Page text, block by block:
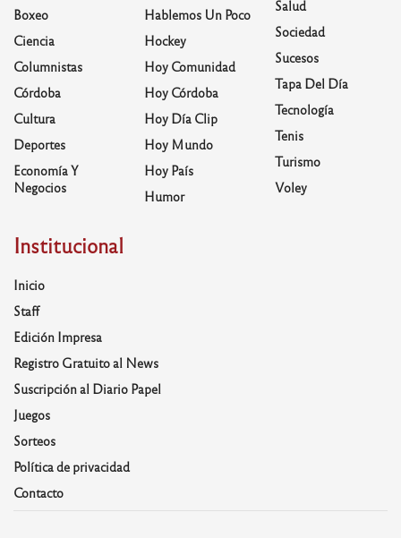
Boxeo
Ciencia
Columnistas
Córdoba
Cultura
Deportes
Economía Y
Negocios
Hablemos Un Poco
Hockey
Hoy Comunidad
Hoy Córdoba
Hoy Día Clip
Hoy Mundo
Hoy País
Humor
Salud
Sociedad
Sucesos
Tapa Del Día
Tecnología
Tenis
Turismo
Voley
Institucional
Inicio
Staff
Edición Impresa
Registro Gratuito al News
Suscripción al Diario Papel
Juegos
Sorteos
Política de privacidad
Contacto